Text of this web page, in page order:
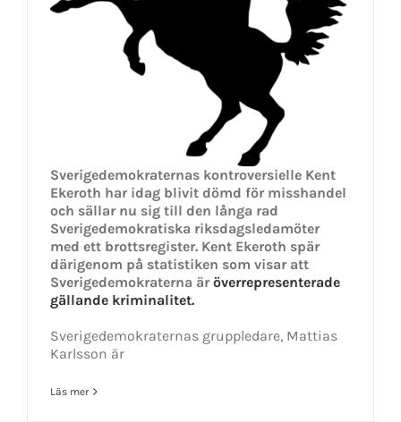
Sverigedemokraternas kontroversielle Kent
Ekeroth har idag blivit dömd för misshandel
och sällar nu sig till den långa rad
Sverigedemokratiska riksdagsledamöter
med ett brottsregister. Kent Ekeroth spär
därigenom på statistiken som visar att
Sverigedemokraterna är överrepresenterade
gällande kriminalitet.
Sverigedemokraternas gruppledare, Mattias
Karlsson är
Läs mer